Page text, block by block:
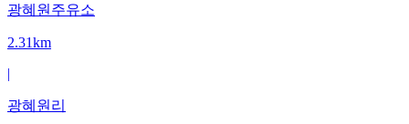
광혜원주유소
2.31km
|
광혜원리